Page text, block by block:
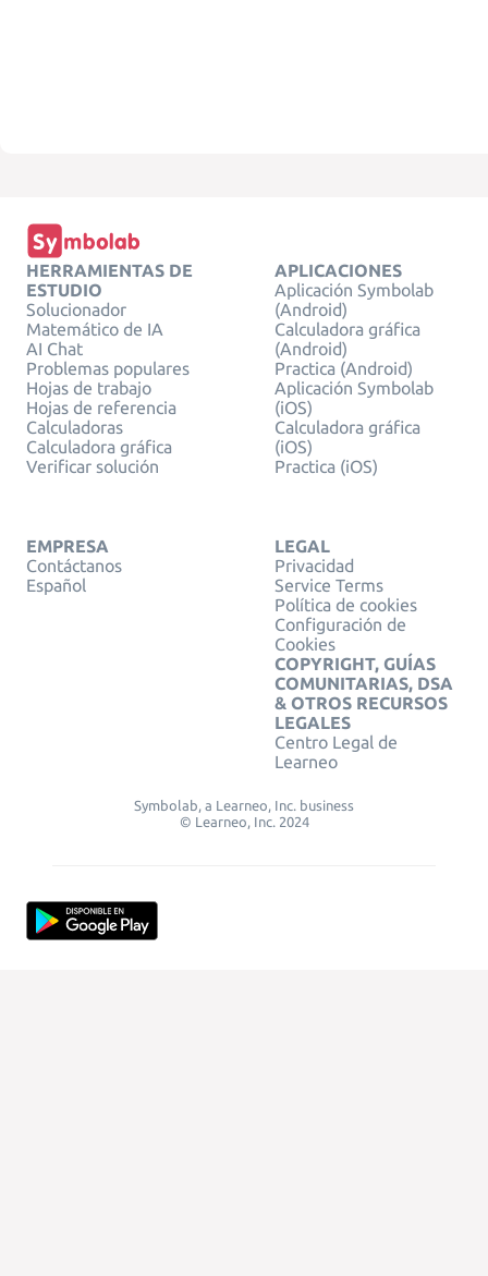
HERRAMIENTAS DE
ESTUDIO
Solucionador
Matemático de IA
AI Chat
Problemas populares
Hojas de trabajo
Hojas de referencia
Calculadoras
Calculadora gráfica
Verificar solución
APLICACIONES
Aplicación Symbolab
(Android)
Calculadora gráfica
(Android)
Practica (Android)
Aplicación Symbolab
(iOS)
Calculadora gráfica
(iOS)
Practica (iOS)
EMPRESA
Contáctanos
Español
LEGAL
Privacidad
Service Terms
Política de cookies
Configuración de
Cookies
COPYRIGHT, GUÍAS
COMUNITARIAS, DSA
& OTROS RECURSOS
LEGALES
Centro Legal de
Learneo
Symbolab, a Learneo, Inc. business
© Learneo, Inc. 2024